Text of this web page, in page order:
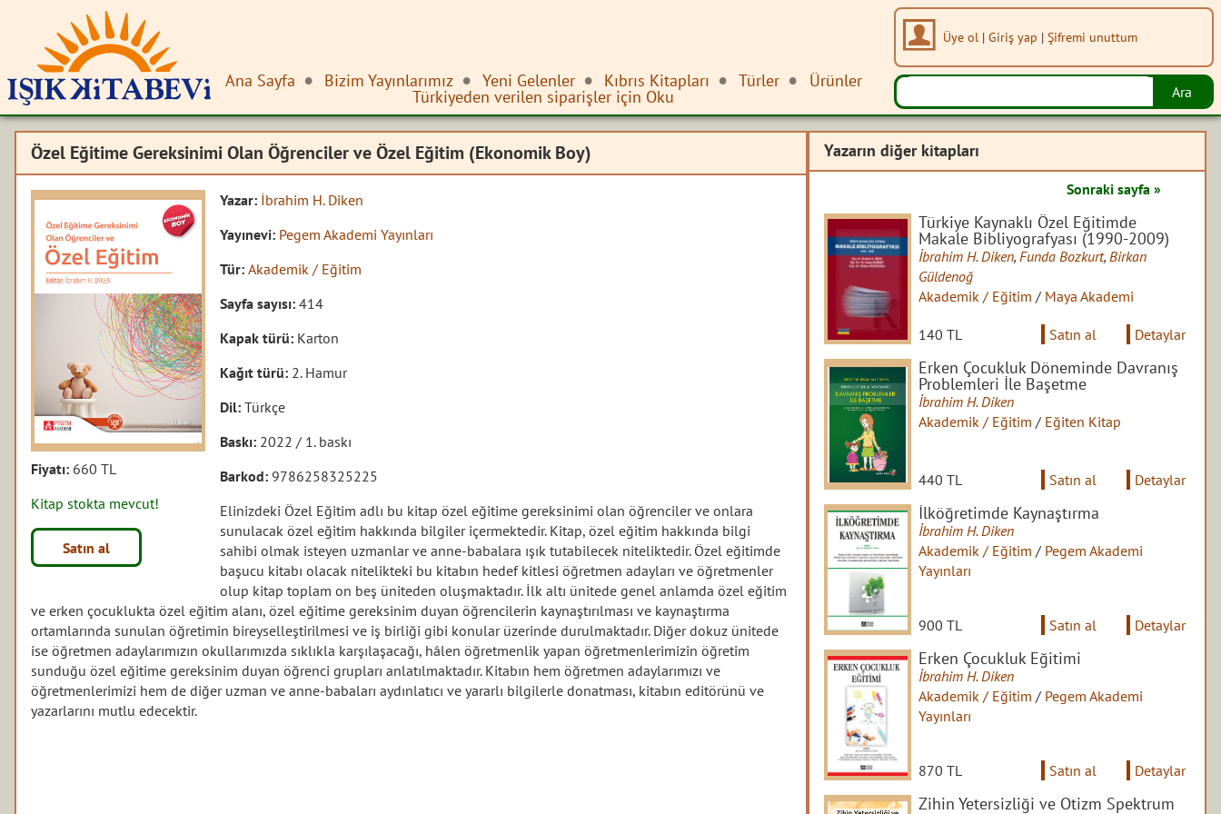
Ana Sayfa Bizim Yayınlarımız Yeni Gelenler Kıbrıs Kitapları Türler Ürünler
Türkiyeden verilen siparişler için Oku
Üye ol | Giriş yap | Şifremi unuttum
Özel Eğitime Gereksinimi Olan Öğrenciler ve Özel Eğitim (Ekonomik Boy)
Fiyatı: 660 TL
Kitap stokta mevcut!
Satın al
Yazar: İbrahim H. Diken
Yayınevi: Pegem Akademi Yayınları
Tür:Akademik / Eğitim
Sayfa sayısı:414
Kapak türü: Karton
Kağıt türü: 2. Hamur
Dil:Türkçe
Baskı: 2022 / 1. baskı
Barkod:9786258325225
Elinizdeki Özel Eğitim adlı bu kitap özel eğitime gereksinimi olan öğrenciler ve onlara
sunulacak özel eğitim hakkında bilgiler içermektedir. Kitap, özel eğitim hakkında bilgi
sahibi olmak isteyen uzmanlar ve anne-babalara ışık tutabilecek niteliktedir. Özel eğitimde
başucu kitabı olacak nitelikteki bu kitabın hedef kitlesi öğretmen adayları ve öğretmenler
olup kitap toplam on beş üniteden oluşmaktadır. İlk altı ünitede genel anlamda özel eğitim
ve erken çocuklukta özel eğitim alanı, özel eğitime gereksinim duyan öğrencilerin kaynaştırılması ve kaynaştırma
ortamlarında sunulan öğretimin bireyselleştirilmesi ve iş birliği gibi konular üzerinde durulmaktadır. Diğer dokuz ünitede
ise öğretmen adaylarımızın okullarımızda sıklıkla karşılaşacağı, hâlen öğretmenlik yapan öğretmenlerimizin öğretim
sunduğu özel eğitime gereksinim duyan öğrenci grupları anlatılmaktadır. Kitabın hem öğretmen adaylarımızı ve
öğretmenlerimizi hem de diğer uzman ve anne-babaları aydınlatıcı ve yararlı bilgilerle donatması, kitabın editörünü ve
yazarlarını mutlu edecektir.
Yazarın diğer kitapları
Sonraki sayfa »
Türkiye Kaynaklı Özel Eğitimde
Makale Bibliyografyası (1990-2009)
İbrahim H. Diken, Funda Bozkurt, Birkan
Güldenoğ
Akademik / Eğitim / Maya Akademi
140 TL Satın al Detaylar
Erken Çocukluk Döneminde Davranış
Problemleri İle Başetme
İbrahim H. Diken
Akademik / Eğitim / Eğiten Kitap
440 TL Satın al Detaylar
İlköğretimde Kaynaştırma
İbrahim H. Diken
Akademik / Eğitim / Pegem Akademi
Yayınları
900 TL Satın al Detaylar
Erken Çocukluk Eğitimi
İbrahim H. Diken
Akademik / Eğitim / Pegem Akademi
Yayınları
870 TL Satın al Detaylar
Zihin Yetersizliği ve Otizm Spektrum